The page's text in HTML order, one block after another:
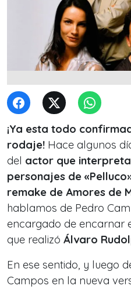
¡Ya esta todo
rodaje! Hace algunos
del actor que
personajes de
remake de Amores de
hablamos de Pedro
encargado de encarnar
que realizó Álvaro
En ese sentido, y luego
Campos en la nueva